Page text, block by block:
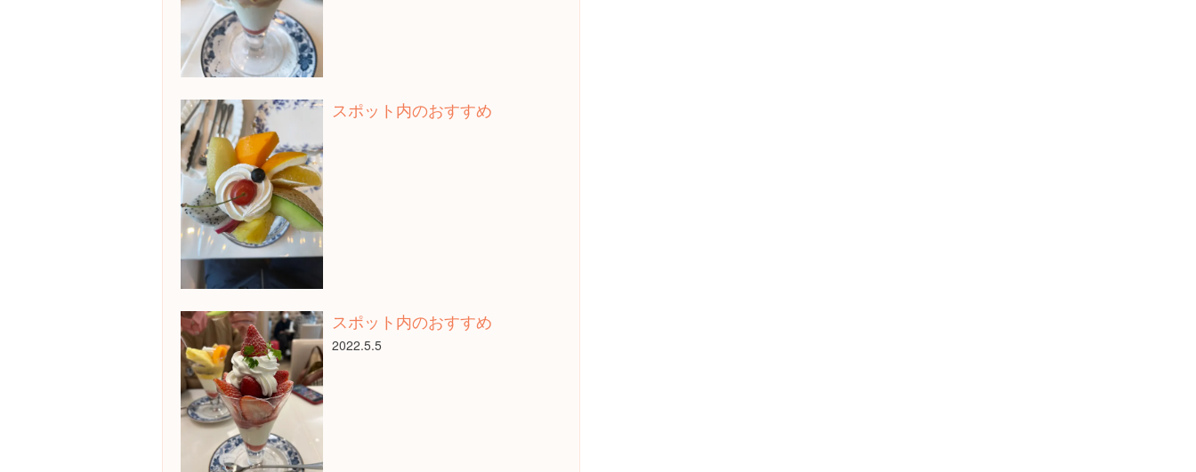
スポット内のおすすめ
スポット内のおすすめ
2022.5.5